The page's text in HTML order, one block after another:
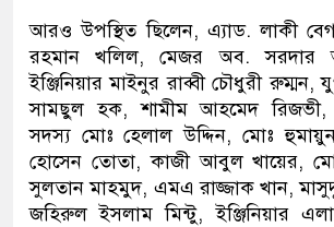
আরও উপস্থিত ছিলেন, এ্যাড. লাকী
রহমান খলিল, মেজর অব. সরদার
ইঞ্জিনিয়ার মাইনুর রাব্বী চৌধুরী রুম্মন,
সামছুল হক, শামীম আহমেদ রিজভী,
সদস্য মোঃ হেলাল উদ্দিন, মোঃ
হোসেন তোতা, কাজী আবুল খায়ের,
সুলতান মাহমুদ, এমএ রাজ্জাক খান,
জহিরুল ইসলাম মিন্টু, ইঞ্জিনিয়ার